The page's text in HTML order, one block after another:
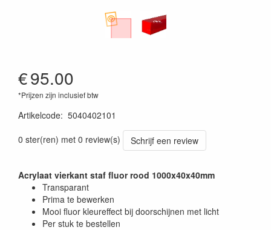
€95.00
*Prijzen zijn inclusief btw
Artikelcode: 5040402101
0 ster(ren) met 0 review(s)
Schrijf een review
Acrylaat vierkant staf fluor rood 1000x40x40mm
Transparant
Prima te bewerken
Mooi fluor kleureffect bij doorschijnen met licht
Per stuk te bestellen